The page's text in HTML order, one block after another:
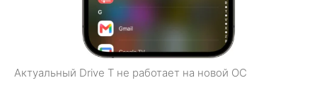
Актуальный Drive T не работает на новой ОС